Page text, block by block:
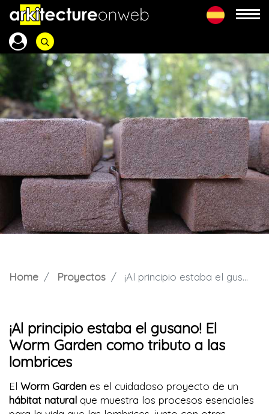
Home Proyectos ¡Al principio estaba el gusano! El Worm Garden como tributo a las lombrices
¡Al principio estaba el gusano! El
Worm Garden como tributo a las
lombrices
El Worm Garden es el cuidadoso proyecto de un
hábitat natural que muestra los procesos esenciales